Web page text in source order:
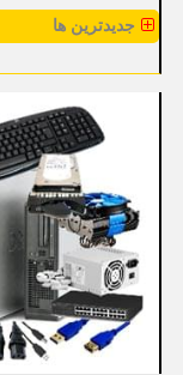
جدیدترین ها